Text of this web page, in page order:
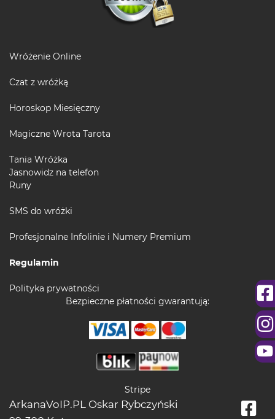
Wróżenie Online
Czat z wróżką
Horoskop Miesięczny
Magiczne Wrota Tarota
Tania Wróżka
Jasnowidz na telefon
Runy
SMS do wróżki
Profesjonalne Infolinie i Numery Premium
Regulamin
Polityka prywatności
Bezpieczne płatności gwarantują:
Stripe
ArkanaVoIP.PL Oskar Rybczyński